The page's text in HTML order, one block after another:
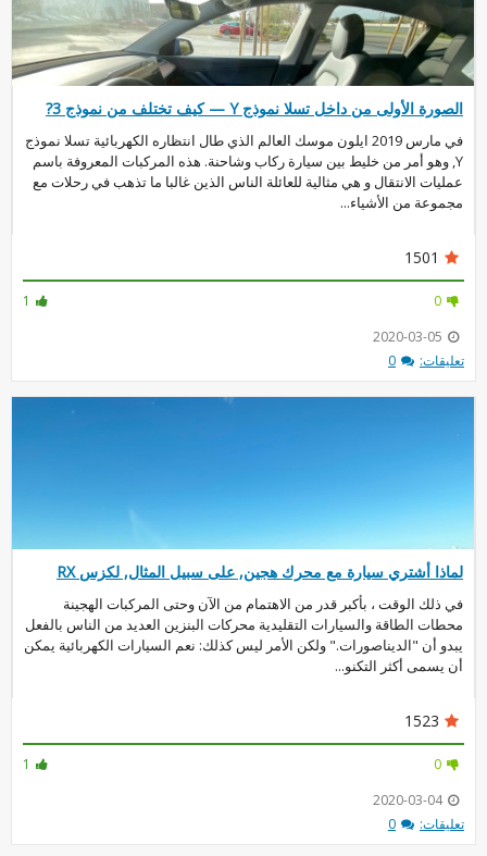
الصورة الأولى من داخل تسلا نموذج Y — كيف تختلف من نموذج 3?
في مارس 2019 ايلون موسك العالم الذي طال انتظاره الكهربائية تسلا نموذج
Y, وهو أمر من خليط بين سيارة ركاب وشاحنة. هذه المركبات المعروفة باسم
عمليات الانتقال و هي مثالية للعائلة الناس الذين غالبا ما تذهب في رحلات مع
مجموعة من الأشياء...
1501
1
0
2020-03-05
تعليقات:
0
لماذا أشتري سيارة مع محرك هجين, على سبيل المثال, لكزس RX
في ذلك الوقت ، بأكبر قدر من الاهتمام من الآن وحتى المركبات الهجينة
محطات الطاقة والسيارات التقليدية محركات البنزين العديد من الناس بالفعل
يبدو أن "الديناصورات." ولكن الأمر ليس كذلك: نعم السيارات الكهربائية يمكن
أن يسمى أكثر التكنو...
1523
1
0
2020-03-04
تعليقات:
0